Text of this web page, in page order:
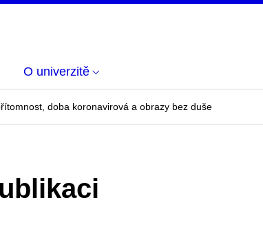
O univerzitě
doba koronavirová a obrazy bez duše